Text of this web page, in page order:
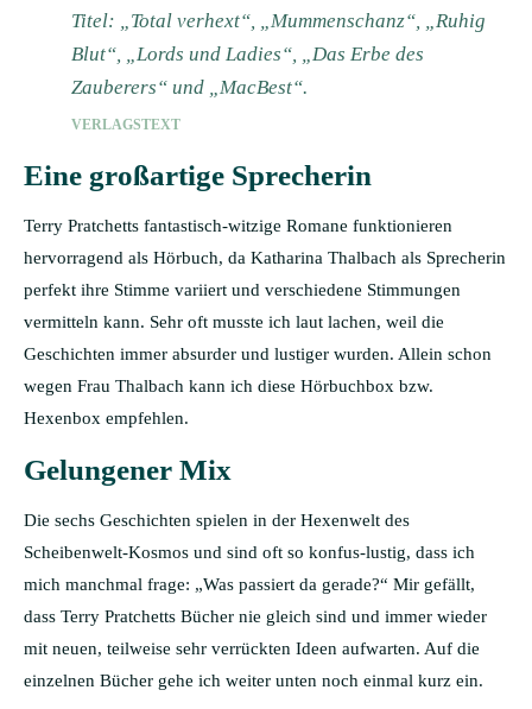
Titel: „Total verhext“, „Mummenschanz“, „Ruhig
Blut“, „Lords und Ladies“, „Das Erbe des
Zauberers“ und „MacBest“.
VERLAGSTEXT
Eine großartige Sprecherin
Terry Pratchetts fantastisch-witzige Romane funktionieren
hervorragend als Hörbuch, da Katharina Thalbach als Sprecherin
perfekt ihre Stimme variiert und verschiedene Stimmungen
vermitteln kann. Sehr oft musste ich laut lachen, weil die
Geschichten immer absurder und lustiger wurden. Allein schon
wegen Frau Thalbach kann ich diese Hörbuchbox bzw.
Hexenbox empfehlen.
Gelungener Mix
Die sechs Geschichten spielen in der Hexenwelt des
Scheibenwelt-Kosmos und sind oft so konfus-lustig, dass ich
mich manchmal frage: „Was passiert da gerade?“ Mir gefällt,
dass Terry Pratchetts Bücher nie gleich sind und immer wieder
mit neuen, teilweise sehr verrückten Ideen aufwarten. Auf die
einzelnen Bücher gehe ich weiter unten noch einmal kurz ein.